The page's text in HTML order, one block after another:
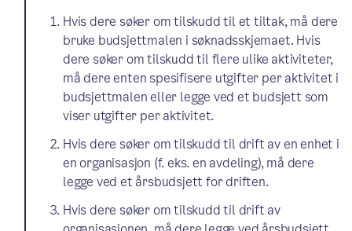
Hvis dere søker om tilskudd til et tiltak, må dere
bruke budsjettmalen i søknadsskjemaet. Hvis
dere søker om tilskudd til flere ulike aktiviteter,
må dere enten spesifisere utgifter per aktivitet i
budsjettmalen eller legge ved et budsjett som
viser utgifter per aktivitet.
Hvis dere søker om tilskudd til drift av en enhet i
en organisasjon (f. eks. en avdeling), må dere
legge ved et årsbudsjett for driften.
Hvis dere søker om tilskudd til drift av